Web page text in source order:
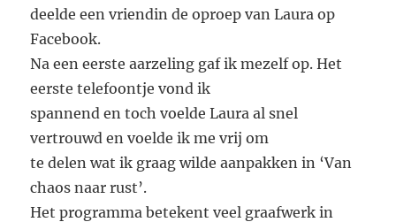
deelde een vriendin de oproep van Laura op
Facebook.
Na een eerste aarzeling gaf ik mezelf op. Het
eerste telefoontje vond ik
spannend en toch voelde Laura al snel
vertrouwd en voelde ik me vrij om
te delen wat ik graag wilde aanpakken in ‘Van
chaos naar rust’.
Het programma betekent veel graafwerk in